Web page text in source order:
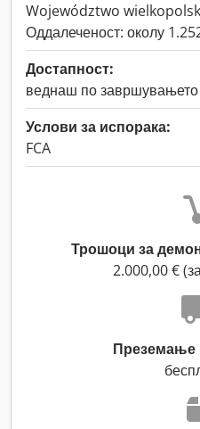
Województwo
Оддалеченост: околу
Достапност:
веднаш по завршувањето
Услови за испорака:
FCA
Трошоци за
2.000,00 €
Преземање